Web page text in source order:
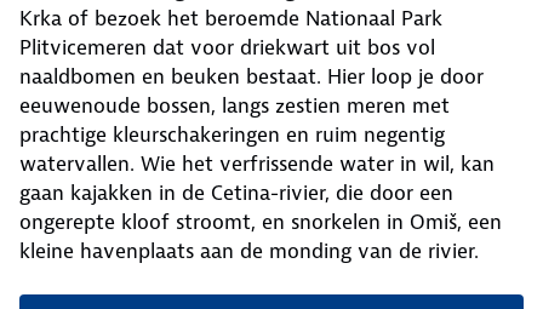
Krka of bezoek het beroemde Nationaal Park
Plitvicemeren dat voor driekwart uit bos vol
naaldbomen en beuken bestaat. Hier loop je door
eeuwenoude bossen, langs zestien meren met
prachtige kleurschakeringen en ruim negentig
watervallen. Wie het verfrissende water in wil, kan
gaan kajakken in de Cetina-rivier, die door een
ongerepte kloof stroomt, en snorkelen in Omiš, een
kleine havenplaats aan de monding van de rivier.